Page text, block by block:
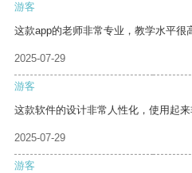
游客
这款app的老师非常专业，教学水平很
2025-07-29
游客
这款软件的设计非常人性化，使用起来
2025-07-29
游客